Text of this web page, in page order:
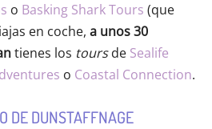
o Basking Shark Tours (que
en coche, a unos 30
tienes los toursde Sealife
o Coastal Connection.
DE DUNSTAFFNAGE